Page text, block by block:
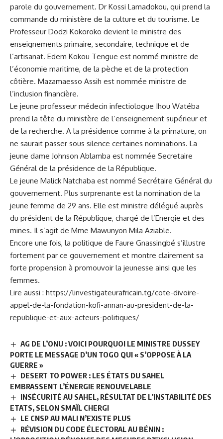
parole du gouvernement. Dr Kossi Lamadokou, qui prend la
commande du ministère de la culture et du tourisme. Le
Professeur Dodzi Kokoroko devient le ministre des
enseignements primaire, secondaire, technique et de
l’artisanat. Edem Kokou Tengue est nommé ministre de
l’économie maritime, de la pèche et de la protection
côtière. Mazamaesso Assih est nommée ministre de
l’inclusion financière.
Le jeune professeur médecin infectiologue Ihou Watéba
prend la tête du ministère de l’enseignement supérieur et
de la recherche. A la présidence comme à la primature, on
ne saurait passer sous silence certaines nominations. La
jeune dame Johnson Ablamba est nommée Secretaire
Général de la présidence de la République.
Le jeune Malick Natchaba est nommé Secrétaire Général du
gouvernement. Plus surprenante est la nomination de la
jeune femme de 29 ans. Elle est ministre délégué auprès
du président de la République, chargé de l’Energie et des
mines. Il s’agit de Mme Mawunyon Mila Aziable.
Encore une fois, la politique de Faure Gnassingbé s’illustre
fortement par ce gouvernement et montre clairement sa
forte propension à promouvoir la jeunesse ainsi que les
femmes.
Lire aussi : https://linvestigateurafricain.tg/cote-divoire-
appel-de-la-fondation-kofi-annan-au-president-de-la-
republique-et-aux-acteurs-politiques/
AG DE L’ONU : VOICI POURQUOI LE MINISTRE DUSSEY
PORTE LE MESSAGE D’UN TOGO QUI « S’OPPOSE À LA
GUERRE »
DESERT TO POWER : LES ÉTATS DU SAHEL
EMBRASSENT L’ÉNERGIE RENOUVELABLE
INSÉCURITÉ AU SAHEL, RÉSULTAT DE L’INSTABILITÉ DES
ETATS, SELON SMAÏL CHERGI
LE CNSP AU MALI N’EXISTE PLUS
RÉVISION DU CODE ÉLECTORAL AU BÉNIN :